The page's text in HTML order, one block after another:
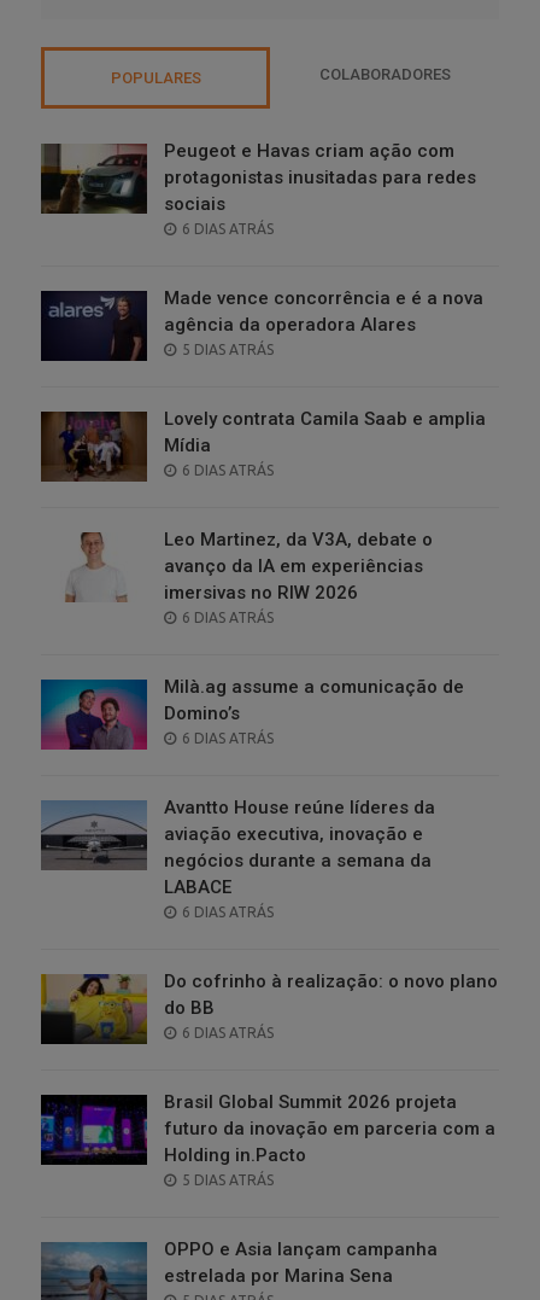
POPULARES COLABORADORES
Peugeot e Havas criam ação com
protagonistas inusitadas para redes
sociais
POSTED
6 DIAS ATRÁS
Made vence concorrência e é a nova
agência da operadora Alares
POSTED
5 DIAS ATRÁS
Lovely contrata Camila Saab e amplia
Mídia
POSTED
6 DIAS ATRÁS
Leo Martinez, da V3A, debate o
avanço da IA em experiências
imersivas no RIW 2026
POSTED
6 DIAS ATRÁS
Milà.ag assume a comunicação de
Domino’s
POSTED
6 DIAS ATRÁS
Avantto House reúne líderes da
aviação executiva, inovação e
negócios durante a semana da
LABACE
POSTED
6 DIAS ATRÁS
Do cofrinho à realização: o novo plano
do BB
POSTED
6 DIAS ATRÁS
Brasil Global Summit 2026 projeta
futuro da inovação em parceria com a
Holding in.Pacto
POSTED
5 DIAS ATRÁS
OPPO e Asia lançam campanha
estrelada por Marina Sena